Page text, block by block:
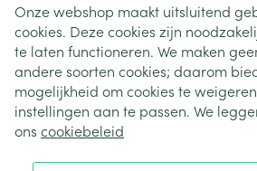
Onze webshop maakt uitsluitend
cookies. Deze cookies zijn
te laten functioneren. We maken
andere soorten cookies; daarom
mogelijkheid om cookies te
instellingen aan te passen. We
ons cookiebeleid
Juridische links